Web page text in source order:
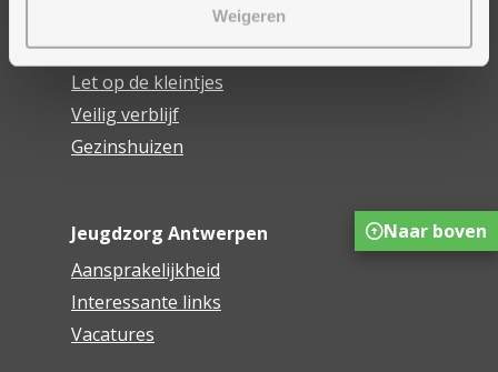
Weigeren
Begeleiding zelfstandig wonen
Crisisopvang
Let op de kleintjes
Veilig verblijf
Gezinshuizen
Jeugdzorg Antwerpen
Aansprakelijkheid
Interessante links
Vacatures
Naar boven